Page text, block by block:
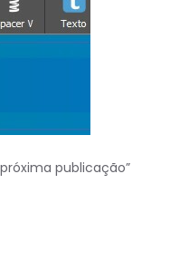
publicação”